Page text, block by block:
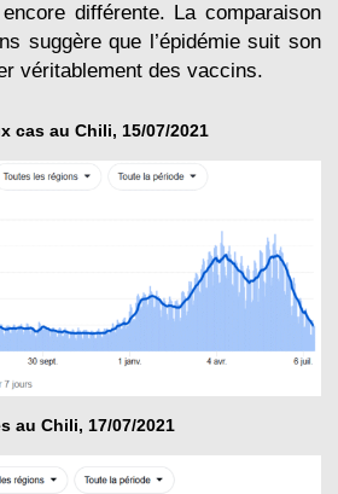
différente. La comparaison
suggère que l’épidémie suit son
véritablement des vaccins.
cas au Chili, 15/07/2021
au Chili, 17/07/2021